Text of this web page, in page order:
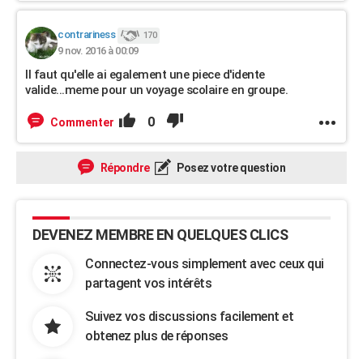
contrariness 170
9 nov. 2016 à 00:09
Il faut qu'elle ai egalement une piece d'idente
valide...meme pour un voyage scolaire en groupe.
Commenter 0
Répondre Posez votre question
DEVENEZ MEMBRE EN QUELQUES CLICS
Connectez-vous simplement avec ceux qui
partagent vos intérêts
Suivez vos discussions facilement et
obtenez plus de réponses